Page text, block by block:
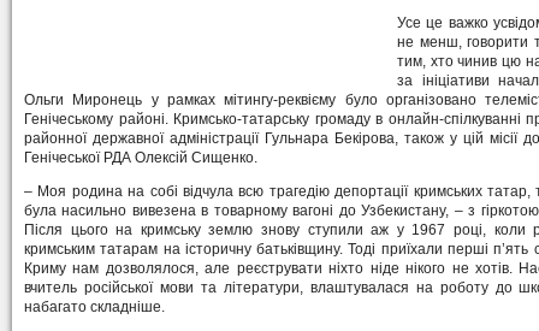
Усе це важко
не менш, говорити
тим, хто чинив цю
за ініціативи
Ольги Миронець у рамках мітингу-реквієму було організовано
Генічеському районі. Кримсько-татарську громаду в онлайн-спілкуванні
районної державної адміністрації Гульнара Бекірова, також у цій
Генічеської РДА Олексій Сищенко.
– Моя родина на собі відчула всю трагедію депортації кримських
була насильно вивезена в товарному вагоні до Узбекистану, – з
Після цього на кримську землю знову ступили аж у 1967 році, коли
кримським татарам на історичну батьківщину. Тоді приїхали перші
Криму нам дозволялося, але реєструвати ніхто ніде нікого не хотів.
вчитель російської мови та літератури, влаштувалася на роботу до
набагато складніше.